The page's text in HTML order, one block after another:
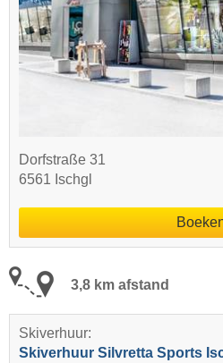
Dorfstraße 31
6561 Ischgl
3,8 km afstand
Skiverhuur:
Skiverhuur Silvretta Sports